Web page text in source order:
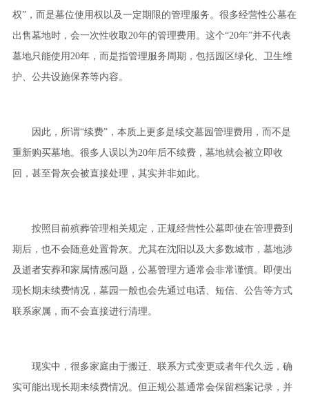
权”，而是墓位使用权以及一定期限的管理服务。很多经营性公墓在
出售墓地时，会一次性收取20年的管理费用。这个“20年”并不代表
墓地只能使用20年，而是指管理服务周期，包括园区绿化、卫生维
护、公共设施保养等内容。
因此，所谓“续费”，本质上更多是续交墓园管理费用，而不是
重新购买墓地。很多人误以为20年后不续费，墓地就会被立即收
回，甚至骨灰会被直接处理，其实并非如此。
按照目前殡葬管理相关规定，正规经营性公墓即使在管理费到
期后，也不会随意处置骨灰。尤其在沈阳以及大多数城市，墓地涉
及逝者安葬和家属情感问题，公墓管理方通常会非常谨慎。即便出
现长期未续费情况，墓园一般也会先通过电话、短信、公告等方式
联系家属，而不会直接进行清理。
现实中，很多家庭由于搬迁、联系方式变更或者年代久远，确
实可能出现长期未续费情况。但正规公墓通常会保留档案记录，并